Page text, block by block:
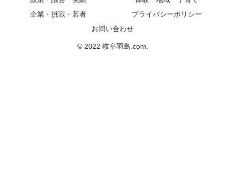
企業・挑戦・若者
プライバシーポリシー
お問い合わせ
© 2022 岐阜羽島.com.